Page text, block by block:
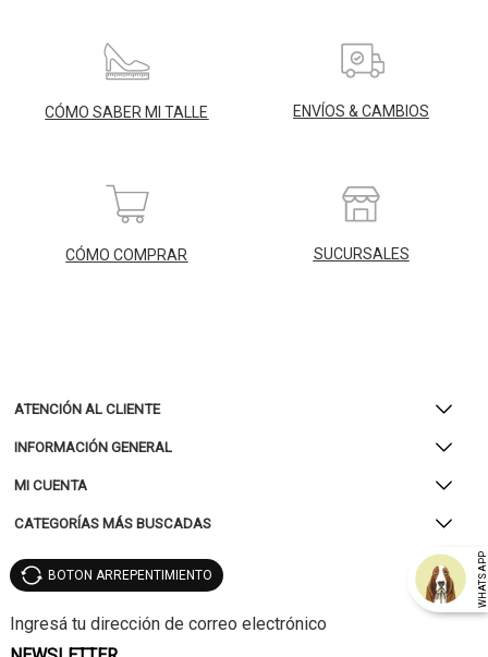
CÓMO SABER MI TALLE ENVÍOS & CAMBIOS
CÓMO COMPRAR SUCURSALES
ATENCIÓN AL CLIENTE
INFORMACIÓN GENERAL
MI CUENTA
CATEGORÍAS MÁS BUSCADAS
WHATSAPP
BOTON ARREPENTIMIENTO